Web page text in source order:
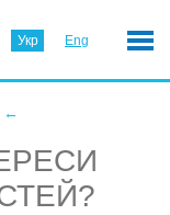
Укр Eng
←